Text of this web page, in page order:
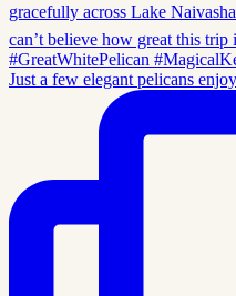
Just a few elegant pelicans